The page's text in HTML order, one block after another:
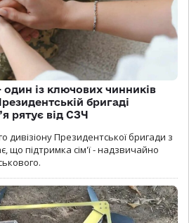
із ключових чинників
бригаді
рятує від СЗЧ
дивізіону Президентської бригади з
що підтримка сім'ї - надзвичайно